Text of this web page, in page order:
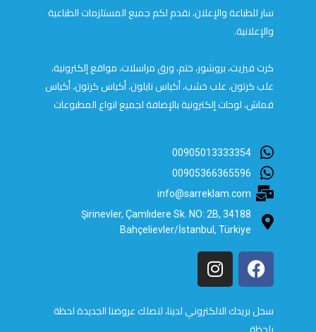
سار للطباعة والإعلان، نقدم لكم جميع المستلزمات الطباعية
والإعلانية.
كرت فيزيت، بروشور، ختم، ورق مراسلات، مواقع إلكترونية،
علب كرتون، علب خشب، أكياس نايلون، أكياس كرتون، أكياس
قماش، لوحات إلكترونية بالإضافة لجميع انواع المطبوعات
00905013333354
00905366365596
info@sarreklam.com
Şirinevler, Çamlıdere Sk. NO: 2B, 34188
Bahçelievler/İstanbul, Türkiye
سجل بريدك الالكتروني لدينا، لتصلك عروضنا الجديدة لحظة